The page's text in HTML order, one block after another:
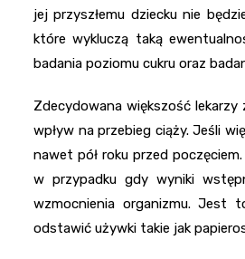
jej przyszłemu dziecku nie
które wykluczą taką
badania poziomu cukru oraz
Zdecydowana większość
wpływ na przebieg ciąży. Jeśli
nawet pół roku przed
w przypadku gdy wyniki
wzmocnienia organizmu. Jest
odstawić używki takie jak